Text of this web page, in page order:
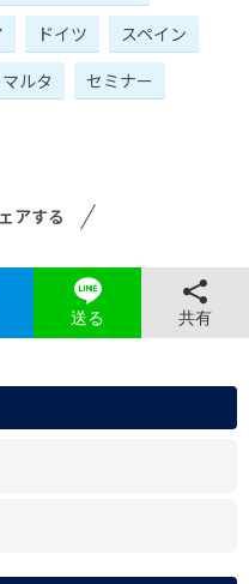
ドイツ
スペイン
マルタ
セミナー
アする
送る 共有